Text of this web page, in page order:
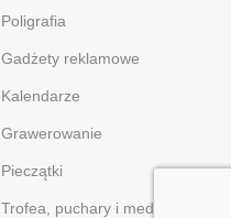
Poligrafia
Gadżety reklamowe
Kalendarze
Grawerowanie
Pieczątki
Trofea, puchary i medale